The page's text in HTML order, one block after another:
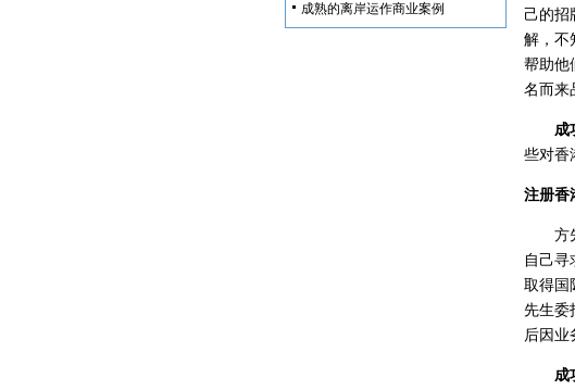
成熟的离岸运作商业案例
己的招
解，不
帮助他
名而来
成
些对香
注册香
方先
自己
取得国
先生委
后因业
成